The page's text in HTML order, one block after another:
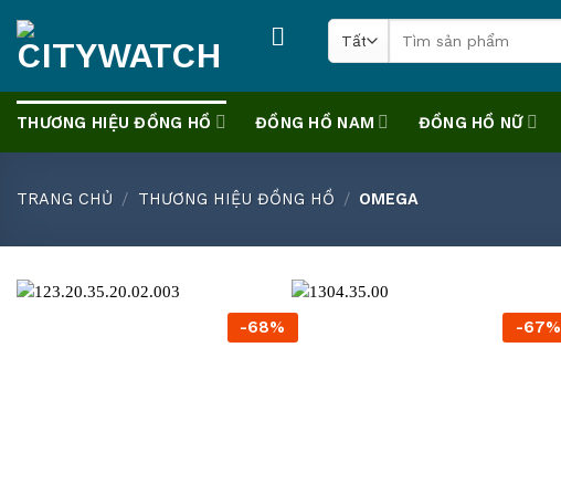
content
Tìm
kiếm:
THƯƠNG HIỆU ĐỒNG HỒ ĐỒNG HỒ NAM ĐỒNG HỒ NỮ
TRANG CHỦ / THƯƠNG HIỆU ĐỒNG HỒ / OMEGA
-68% -67%